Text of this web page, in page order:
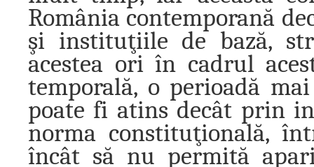
România contemporană
şi instituţiile de bază,
acestea ori în cadrul
temporală, o perioadă
poate fi atins decât prin
norma constituţională,
încât să nu permită